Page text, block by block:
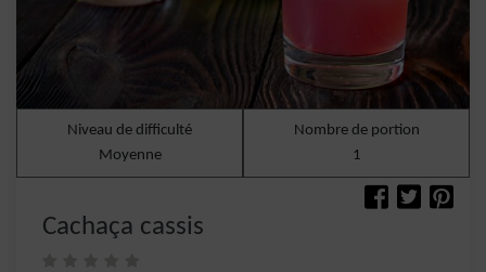
Niveau de difficulté
Moyenne
Nombre de portion
1
Cachaça cassis